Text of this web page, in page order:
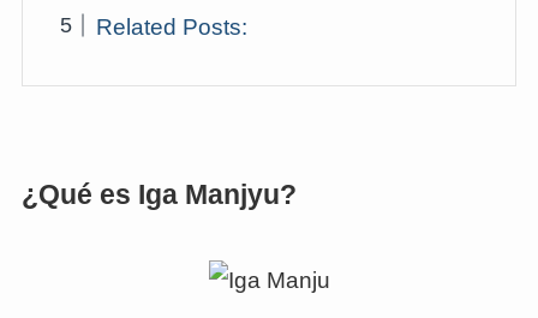
Related Posts:
¿Qué es Iga Manjyu?